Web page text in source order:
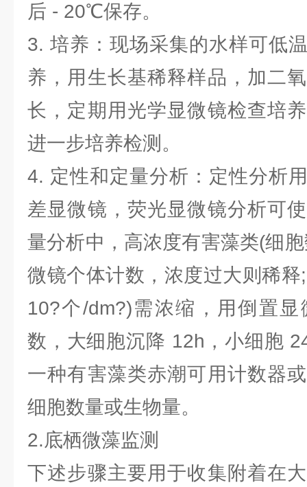
后 - 20℃保存。
3. 培养：现场采集的水样可低
养，用生长基稀释样品，加二
长，定期用光学显微镜检查培
进一步培养检测。
4. 定性和定量分析：定性分析
差显微镜，荧光显微镜分析可
量分析中，高浓度有害藻类(细
微镜个体计数，浓度过大则稀
10?个/dm?)需浓缩，用倒置
数，大细胞沉降 12h，小细胞
一种有害藻类赤潮可用计数器
细胞数量或生物量。
2.底栖微藻监测
下述步骤主要用于收集附着在